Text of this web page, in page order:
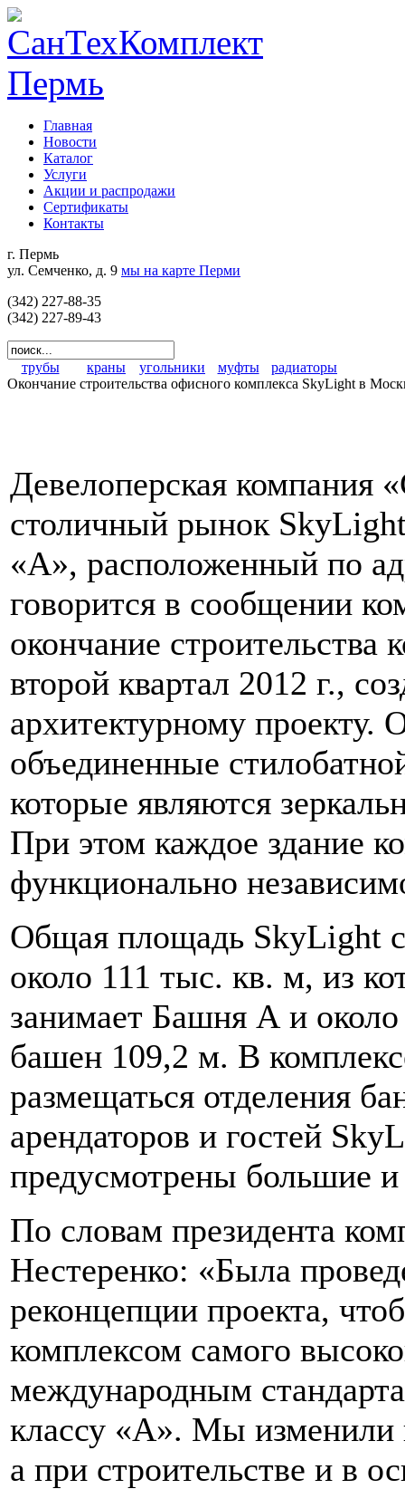
Главная
Новости
Каталог
Услуги
Акции и распродажи
Сертификаты
Контакты
г. Пермь
ул. Семченко, д. 9 мы на карте Перми
(342) 227-88-35
(342) 227-89-43
трубы краны угольники муфты
радиаторы
Окончание строительства офисного комплекса SkyLight в
Девелоперская компания
столичный рынок
«А», расположенный по
говорится в сообщении
окончание строительства
второй квартал 2012 г.,
архитектурному проекту.
объединенные
которые являются
При этом каждое здание
функционально
Общая площадь SkyLight
около 111 тыс. кв. м, из
занимает Башня А и
башен 109,2 м. В
размещаться отделения
арендаторов и гостей
предусмотрены большие
По словам президента
Нестеренко: «Была
реконцепции проекта,
комплексом самого
международным
классу «А». Мы изменили
а при строительстве и в